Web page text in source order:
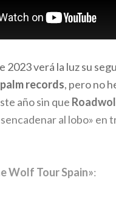
2023 verá la luz su
records, pero no
año sin que
al lobo» en
Wolf Tour Spain»: